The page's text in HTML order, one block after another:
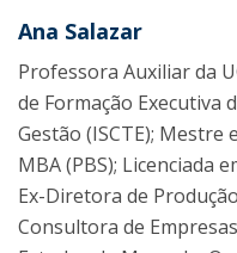
Ana Salazar
Professora Auxiliar da
de Formação Executiva
Gestão (ISCTE); Mestre
MBA (PBS); Licenciada
Ex-Diretora de
Consultora de